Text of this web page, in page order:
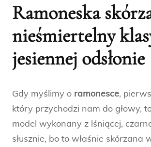
Ramoneska
nieśmiertelny
jesiennej odsłonie
Gdy myślimy o ramonesce,
który przychodzi nam do głowy,
model wykonany z lśniącej,
słusznie, bo to właśnie skórzana